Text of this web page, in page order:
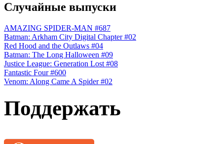
Случайные выпуски
AMAZING SPIDER-MAN #687
Batman: Arkham City Digital Chapter #02
Red Hood and the Outlaws #04
Batman: The Long Halloween #09
Justice League: Generation Lost #08
Fantastic Four #600
Venom: Along Came A Spider #02
Поддержать